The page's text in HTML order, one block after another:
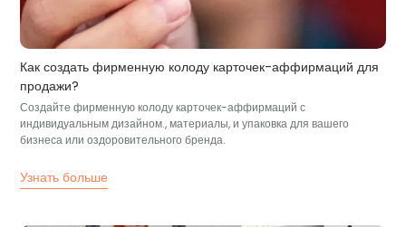
Как создать фирменную колоду карточек-аффирмаций для
продажи?
Создайте фирменную колоду карточек-аффирмаций с
индивидуальным дизайном., материалы, и упаковка для вашего
бизнеса или оздоровительного бренда.
Узнать больше